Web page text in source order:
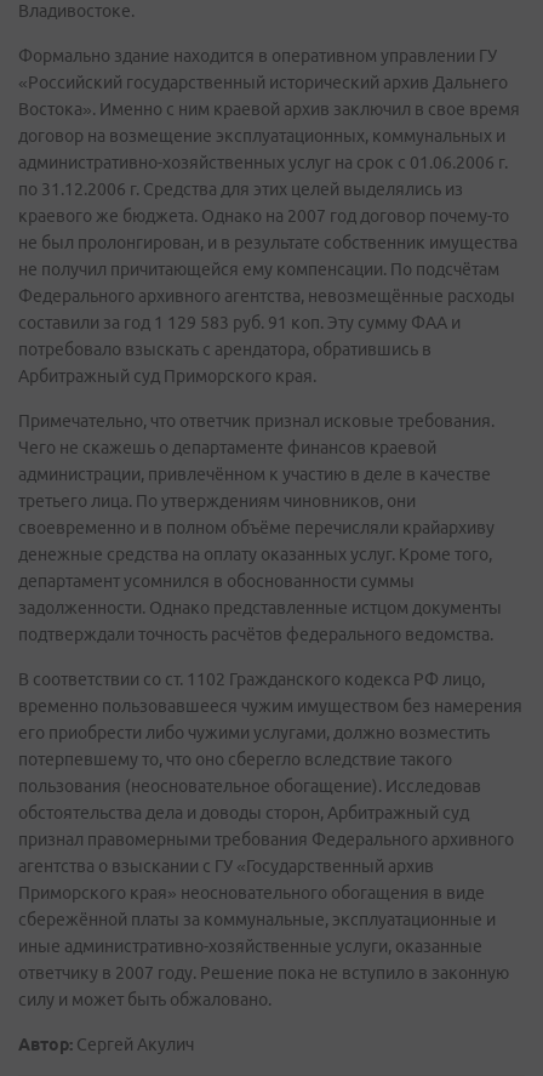
Владивостоке.
Формально здание находится в оперативном управлении ГУ
«Российский государственный исторический архив Дальнего
Востока». Именно с ним краевой архив заключил в свое время
договор на возмещение эксплуатационных, коммунальных и
административно-хозяйственных услуг на срок с 01.06.2006 г.
по 31.12.2006 г. Средства для этих целей выделялись из
краевого же бюджета. Однако на 2007 год договор почему-то
не был пролонгирован, и в результате собственник имущества
не получил причитающейся ему компенсации. По подсчётам
Федерального архивного агентства, невозмещённые расходы
составили за год 1 129 583 руб. 91 коп. Эту сумму ФАА и
потребовало взыскать с арендатора, обратившись в
Арбитражный суд Приморского края.
Примечательно, что ответчик признал исковые требования.
Чего не скажешь о департаменте финансов краевой
администрации, привлечённом к участию в деле в качестве
третьего лица. По утверждениям чиновников, они
своевременно и в полном объёме перечисляли крайархиву
денежные средства на оплату оказанных услуг. Кроме того,
департамент усомнился в обоснованности суммы
задолженности. Однако представленные истцом документы
подтверждали точность расчётов федерального ведомства.
В соответствии со ст. 1102 Гражданского кодекса РФ лицо,
временно пользовавшееся чужим имуществом без намерения
его приобрести либо чужими услугами, должно возместить
потерпевшему то, что оно сберегло вследствие такого
пользования (неосновательное обогащение). Исследовав
обстоятельства дела и доводы сторон, Арбитражный суд
признал правомерными требования Федерального архивного
агентства о взыскании с ГУ «Государственный архив
Приморского края» неосновательного обогащения в виде
сбережённой платы за коммунальные, эксплуатационные и
иные административно-хозяйственные услуги, оказанные
ответчику в 2007 году. Решение пока не вступило в законную
силу и может быть обжаловано.
Автор: Сергей Акулич